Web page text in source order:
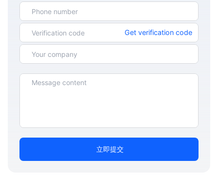
Get verification code
立即提交